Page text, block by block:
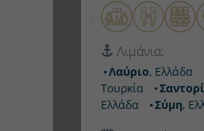
Κατεβάστε την
αναλυτικό
Τα παιδιά έως 16
ενήλικες,
πακέτο μη
Η προσφορά των
κατηγορία και
Λιμάνια:
Λαύριο, Ελλάδα
Τουρκία
Ελλάδα
Σύμη,